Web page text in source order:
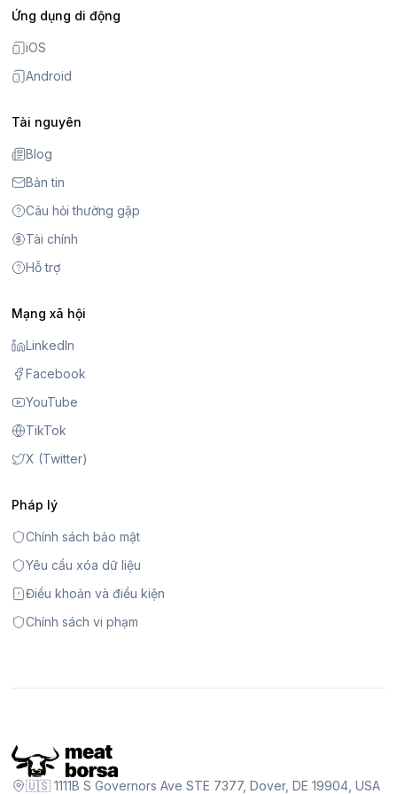
Ứng dụng di động
iOS
Android
Tài nguyên
Blog
Bản tin
Câu hỏi thường gặp
Tài chính
Hỗ trợ
Mạng xã hội
LinkedIn
Facebook
YouTube
TikTok
X (Twitter)
Pháp lý
Chính sách bảo mật
Yêu cầu xóa dữ liệu
Điều khoản và điều kiện
Chính sách vi phạm
🇺🇸 1111B S Governors Ave STE 7377, Dover, DE 19904, USA